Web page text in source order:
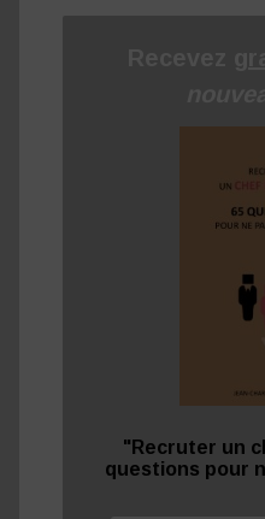
"Recruter un
questions pour